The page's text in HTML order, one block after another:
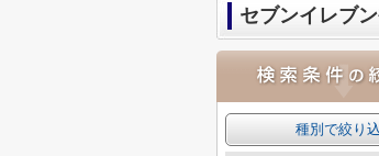
セブンイレブ
種別で絞り